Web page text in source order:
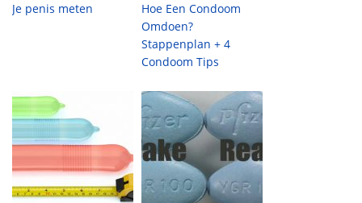
Je penis meten
Hoe Een Condoom
Omdoen?
Stappenplan + 4
Condoom Tips